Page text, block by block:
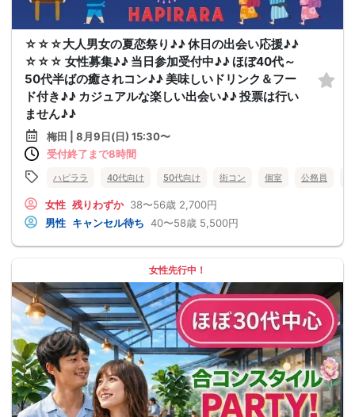
☆☆☆大人男女の夏恋祭り♪♪ 休日の出会い応援♪♪
☆☆☆ 女性募集♪♪ 当日参加受付中♪♪ ほぼ40代～
50代半ばの癒されコン♪♪ 美味しいドリンク＆フー
ド付き♪♪ カジュアルな楽しい出会い♪♪ 投票は行い
ません♪♪
梅田 | 8月9日(日) 15:30〜
受付終了まで8時間
ハピララ 40代向け 50代向け 街コン 個室 公務員
女性 残りわずか 38〜56歳 2,700円
男性 キャンセル待ち 40〜58歳 5,500円
女性先行中！